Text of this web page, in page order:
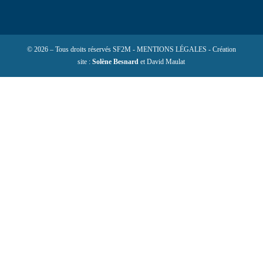
© 2026 – Tous droits réservés SF2M - MENTIONS LÉGALES - Création
site :Solène Besnard et David Maulat